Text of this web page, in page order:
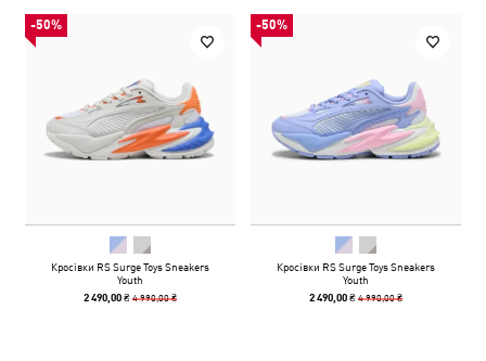
-50%
Кросівки RS Surge Toys Sneakers
Youth
2 490,00 ₴4 990,00 ₴
-50%
Кросівки RS Surge Toys Sneakers
Youth
2 490,00 ₴4 990,00 ₴